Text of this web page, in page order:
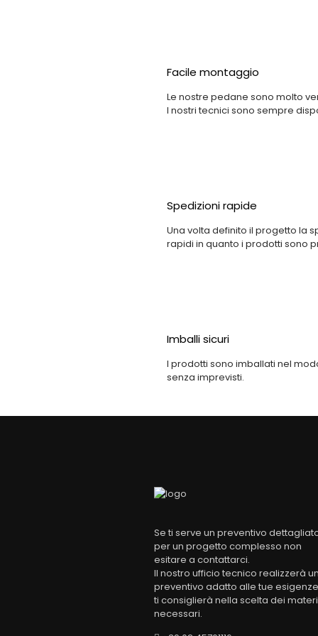
Facile montaggio
Le nostre pedane sono molto
I nostri tecnici sono sempre
Spedizioni rapide
Una volta definito il progetto la
rapidi in quanto i prodotti sono
Imballi sicuri
I prodotti sono imballati nel
senza imprevisti.
Se ti serve un preventivo
per un progetto complesso non
esitare a contattarci.
Il nostro ufficio tecnico realizzerà
preventivo adatto alle tue
ti consiglierà nella scelta dei
necessari.